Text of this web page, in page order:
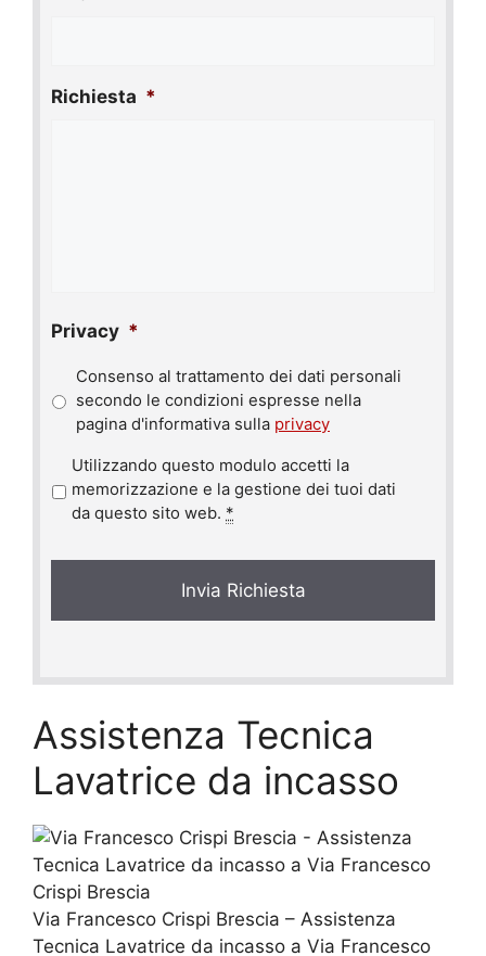
Richiesta *
Privacy *
Consenso al trattamento dei dati personali
secondo le condizioni espresse nella
pagina d'informativa sulla privacy
r
a
Utilizzando questo modulo accetti la
memorizzazione e la gestione dei tuoi dati
da questo sito web. *
Assistenza Tecnica
Lavatrice da incasso
Via Francesco Crispi Brescia – Assistenza
Tecnica Lavatrice da incasso a Via Francesco